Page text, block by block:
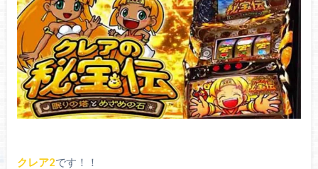
クレア2です！！